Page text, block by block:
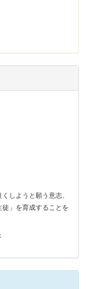
しようと願う意志、
」を育成することを